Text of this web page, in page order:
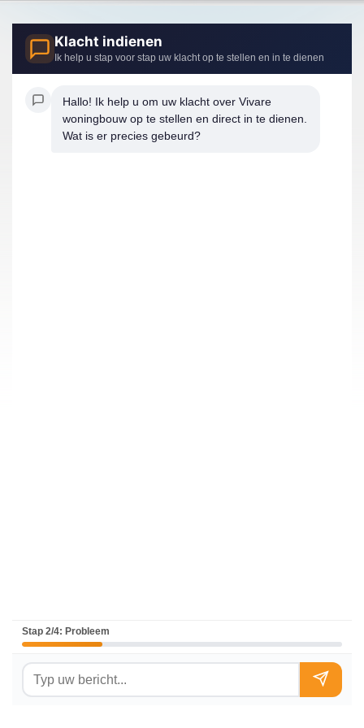
Klacht indienen
Ik help u stap voor stap uw klacht op te stellen en in te dienen
Hallo! Ik help u om uw klacht over Vivare
woningbouw op te stellen en direct in te dienen.
Wat is er precies gebeurd?
Stap 2/4: Probleem